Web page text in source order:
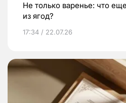
Не только варенье: что
из ягод?
17:34 / 22.07.26